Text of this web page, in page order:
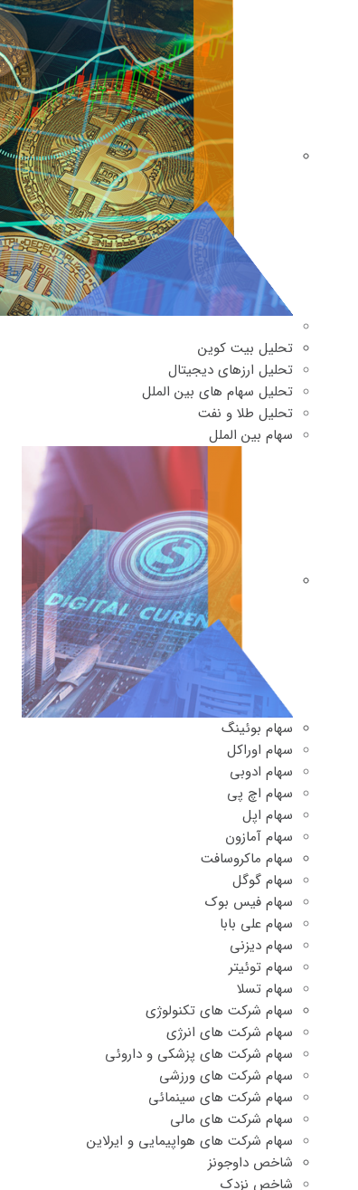
تحلیل بیت کوین
تحلیل ارزهای دیجیتال
تحلیل سهام های بین الملل
تحلیل طلا و نفت
سهام بین الملل
سهام بوئینگ
سهام اوراکل
سهام ادوبی
سهام اچ پی
سهام اپل
سهام آمازون
سهام ماکروسافت
سهام گوگل
سهام فیس بوک
سهام علی بابا
سهام دیزنی
سهام توئیتر
سهام تسلا
سهام شرکت های تکنولوژی
سهام شرکت های انرژی
سهام شرکت های پزشکی و داروئی
سهام شرکت های ورزشی
سهام شرکت های سینمائی
سهام شرکت های مالی
سهام شرکت های هواپیمایی و ایرلاین
شاخص داوجونز
شاخص نزدک